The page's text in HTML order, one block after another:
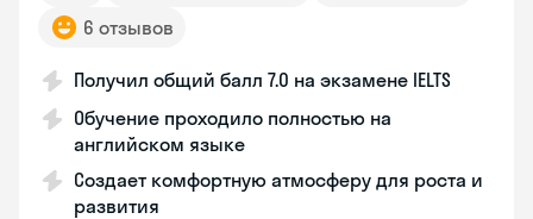
6 отзывов
Получил общий балл 7.0 на экзамене IELTS
Обучение проходило полностью на
английском языке
Создает комфортную атмосферу для роста и
развития